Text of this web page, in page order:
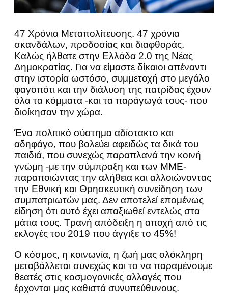
47 Χρόνια Μεταπολίτευσης. 47 χρόνια
σκανδάλων, προδοσίας και διαφθοράς.
Καλώς ήλθατε στην Ελλάδα 2.0 της Νέας
Δημοκρατίας. Για να είμαστε δίκαιοι απέναντι
στην ιστορία ωστόσο, συμμετοχή στο μεγάλο
φαγοπότι και την διάλυση της πατρίδας έχουν
όλα τα κόμματα -και τα παράγωγά τους- που
διοίκησαν την χώρα.
Ένα πολιτικό σύστημα αδίστακτο και
αδηφάγο, που βολεύει αφειδώς τα δικά του
παιδιά, που συνεχώς παραπλανά την κοινή
γνώμη -με την σύμπραξη και των ΜΜΕ-
παραποιώντας την αλήθεια και αλλοιώνοντας
την Εθνική και Θρησκευτική συνείδηση των
συμπατριωτών μας. Δεν αποτελεί επομένως
είδηση ότι αυτό έχει απαξιωθεί εντελώς στα
μάτια τους. Τρανή απόδειξη η αποχή από τις
εκλογές του 2019 που άγγιξε το 45%!
Ο κόσμος, η κοινωνία, η ζωή μας ολόκληρη
μεταβάλλεται συνεχώς και το να παραμένουμε
θεατές στις κοσμογονικές αλλαγές που
έρχονται μας καθιστά συνυπεύθυνους.